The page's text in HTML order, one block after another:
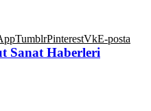
TumblrPinterestVkE-posta
Sanat Haberleri